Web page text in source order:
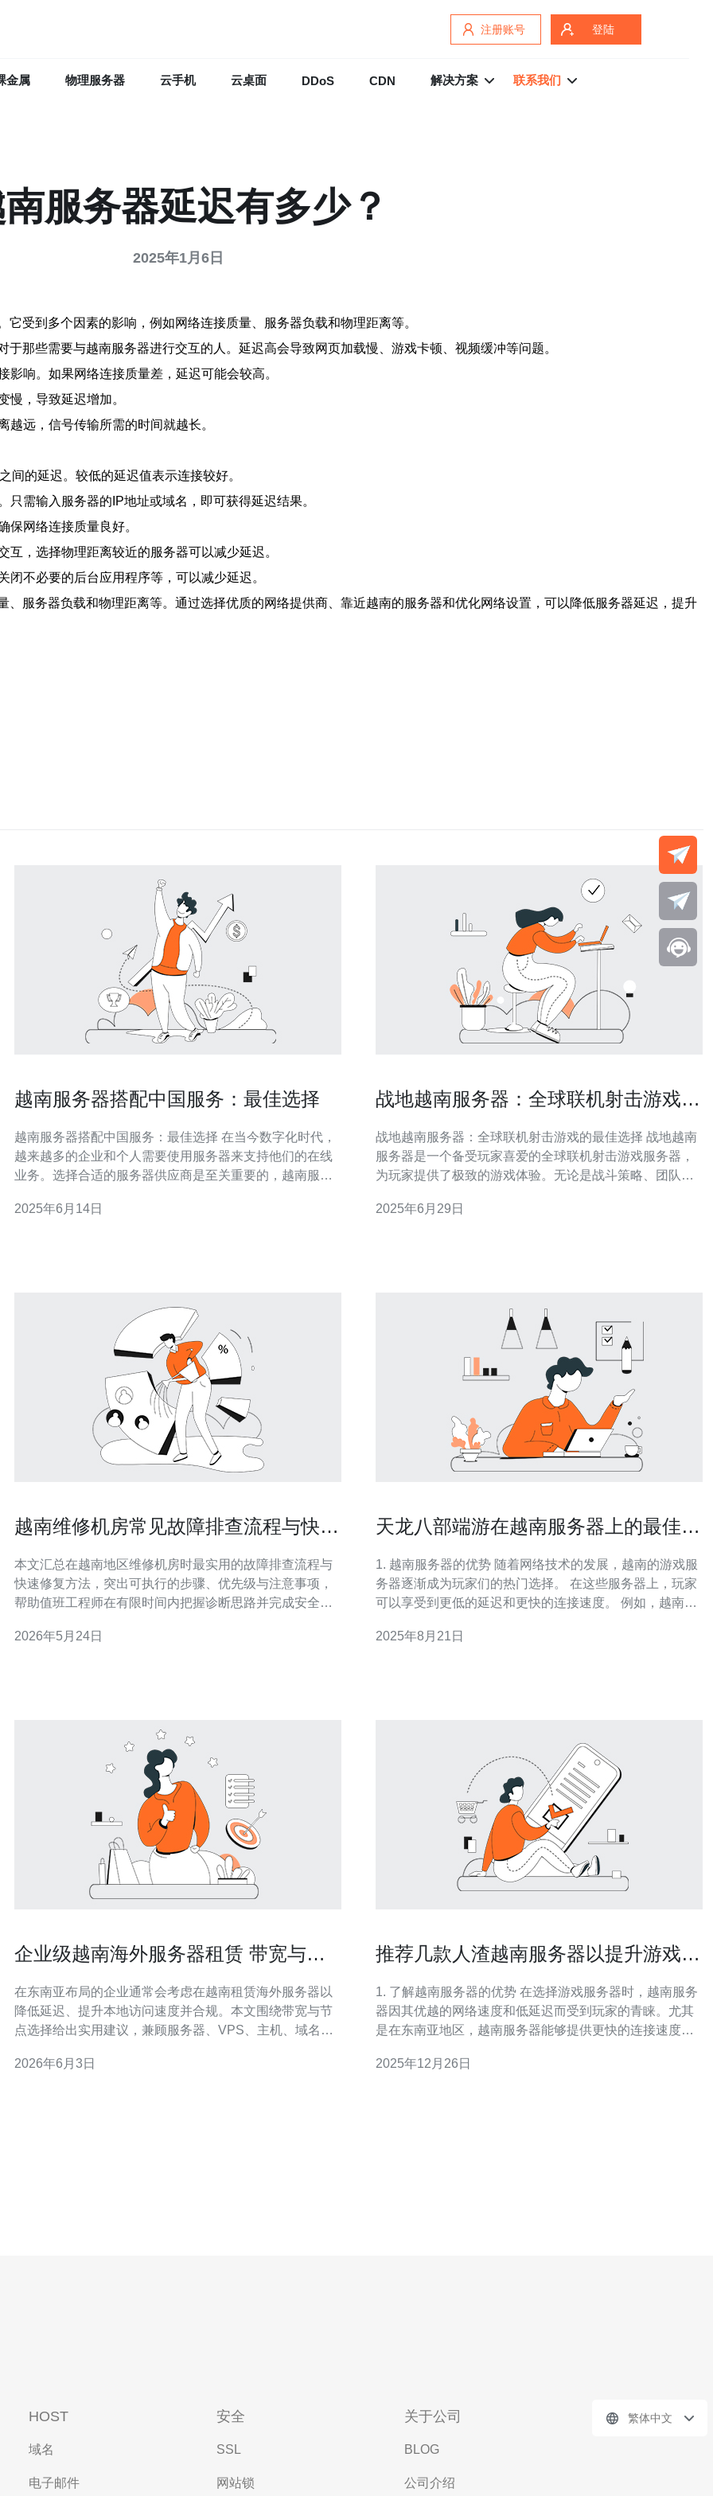
注册账号 登陆
金属 物理服务器 云手机 云桌面 DDoS CDN 解决方案 联系我们
服务器延迟有多少？
2025年1月6日
受到多个因素的影响，例如网络连接质量、服务器负载和物理距离等。
那些需要与越南服务器进行交互的人。延迟高会导致网页加载慢、游戏卡顿、视频缓冲等问题。
响。如果网络连接质量差，延迟可能会较高。
慢，导致延迟增加。
远，信号传输所需的时间就越长。
的延迟。较低的延迟值表示连接较好。
需输入服务器的IP地址或域名，即可获得延迟结果。
保网络连接质量良好。
，选择物理距离较近的服务器可以减少延迟。
不必要的后台应用程序等，可以减少延迟。
服务器负载和物理距离等。通过选择优质的网络提供商、靠近越南的服务器和优化网络设置，可以降低服务器延迟，提升
越南服务器搭配中国服务：最佳选择
越南服务器搭配中国服务：最佳选择 在当今数字化时代，
越来越多的企业和个人需要使用服务器来支持他们的在线
业务。选择合适的服务器供应商是至关重要的，越南服务
息技术产业，其服务器供应商提供的服务质量和性能都很
2025年6月14日
战地越南服务器：全球联机射击游戏的
战地越南服务器：全球联机射击游戏的最佳选择 战地越南
服务器是一个备受玩家喜爱的全球联机射击游戏服务器，
为玩家提供了极致的游戏体验。无论是战斗策略、团队合
器拥有精美的画面和逼真的音效，让玩家仿佛置身于真实
2025年6月29日
越南维修机房常见故障排查流程与快速
本文汇总在越南地区维修机房时最实用的故障排查流程与
快速修复方法，突出可执行的步骤、优先级与注意事项，
帮助值班工程师在有限时间内把握诊断思路并完成安全恢
提供现场/远程并用的操作策略与预防建议。 有哪些是越南
2026年5月24日
天龙八部端游在越南服务器上的最佳体
1. 越南服务器的优势 随着网络技术的发展，越南的游戏服
务器逐渐成为玩家们的热门选择。 在这些服务器上，玩家
可以享受到更低的延迟和更快的连接速度。 例如，越南的
享受到稳定的网络环境。 此外，越南的本地数据中心使得
2025年8月21日
企业级越南海外服务器租赁 带宽与节
在东南亚布局的企业通常会考虑在越南租赁海外服务器以
降低延迟、提升本地访问速度并合规。本文围绕带宽与节
点选择给出实用建议，兼顾服务器、VPS、主机、域名、
购。 带宽的选型要基于业务类型：静态网站和展示站点通
2026年6月3日
推荐几款人渣越南服务器以提升游戏体
1. 了解越南服务器的优势 在选择游戏服务器时，越南服务
器因其优越的网络速度和低延迟而受到玩家的青睐。尤其
是在东南亚地区，越南服务器能够提供更快的连接速度，
助玩家在对战中获得更好的表现。 2. 如何选择合适的越南
2025年12月26日
HOST
域名
电子邮件
安全
SSL
网站锁
关于公司
BLOG
公司介绍
繁体中文